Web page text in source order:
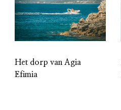
Het dorp van Agia
Efimia